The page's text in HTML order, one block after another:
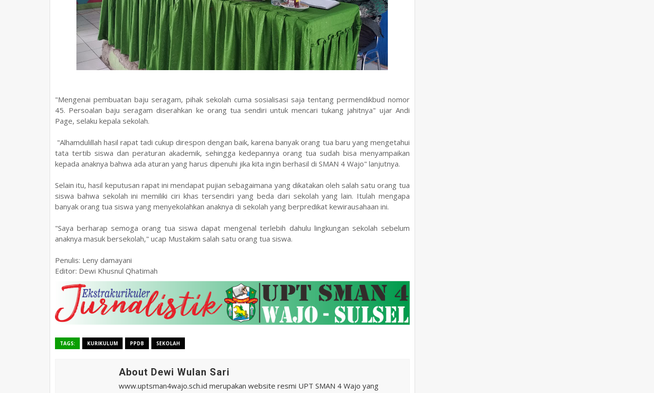
"Mengenai pembuatan baju seragam, pihak sekolah cuma sosialisasi saja tentang permendikbud nomor
45. Persoalan baju seragam diserahkan ke orang tua sendiri untuk mencari tukang jahitnya" ujar Andi
Page, selaku kepala sekolah.
"Alhamdulillah hasil rapat tadi cukup direspon dengan baik, karena banyak orang tua baru yang mengetahui
tata tertib siswa dan peraturan akademik, sehingga kedepannya orang tua sudah bisa menyampaikan
kepada anaknya bahwa ada aturan yang harus dipenuhi jika kita ingin berhasil di SMAN 4 Wajo" lanjutnya.
Selain itu, hasil keputusan rapat ini mendapat pujian sebagaimana yang dikatakan oleh salah satu orang tua
siswa bahwa sekolah ini memiliki ciri khas tersendiri yang beda dari sekolah yang lain. Itulah mengapa
banyak orang tua siswa yang menyekolahkan anaknya di sekolah yang berpredikat kewirausahaan ini.
"Saya berharap semoga orang tua siswa dapat mengenal terlebih dahulu lingkungan sekolah sebelum
anaknya masuk bersekolah," ucap Mustakim salah satu orang tua siswa.
Penulis: Leny damayani
Editor: Dewi Khusnul Qhatimah
TAGS: KURIKULUM PPDB SEKOLAH
About Dewi Wulan Sari
www.uptsman4wajo.sch.id merupakan website resmi UPT SMAN 4 Wajo yang